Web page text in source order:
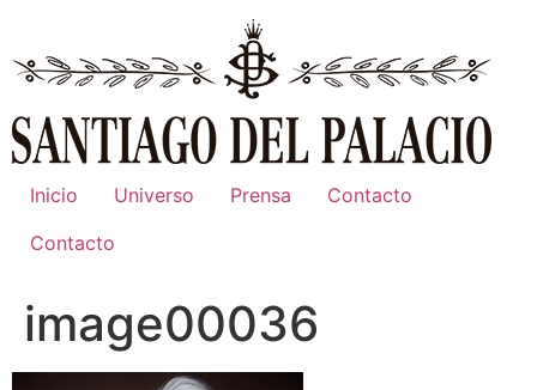
contenido
Inicio Universo Prensa
Contacto
Contacto
image00036